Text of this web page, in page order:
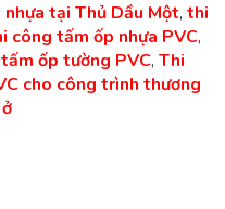
tại Thủ Dầu Một, thi
công tấm ốp nhựa PVC,
ốp tường PVC, Thi
cho công trình thương